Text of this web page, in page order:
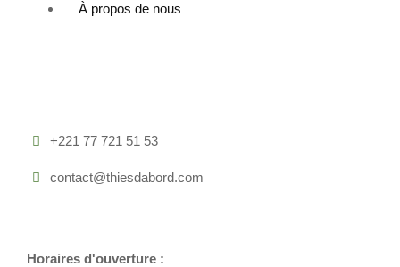
À propos de nous
+221 77 721 51 53
contact@thiesdabord.com
Horaires d'ouverture :